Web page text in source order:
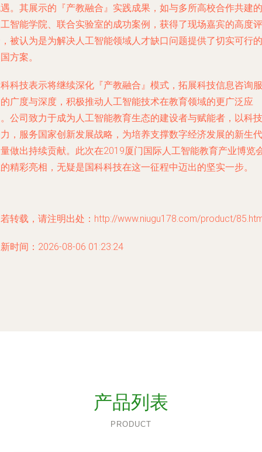
。其展示的『产教融合』实践成果，如与多所高校合作共建的
智能学院、联合实验室的成功案例，获得了现场嘉宾的高度评
被认为是为解决人工智能领域人才缺口问题提供了切实可行的
方案。
科技表示将继续深化『产教融合』模式，拓展科技信息咨询服
广度与深度，积极推动人工智能技术在教育领域的更广泛应
公司致力于成为人工智能教育生态的建设者与赋能者，以科技
，服务国家创新发展战略，为培养支撑数字经济发展的新生代
做出持续贡献。此次在2019厦门国际人工智能教育产业博览
精彩亮相，无疑是国科科技在这一征程中迈出的坚实一步。
转载，请注明出处：http://www.niugu178.com/product/
时间：2026-08-06 01:23:24
产品列表
PRODUCT